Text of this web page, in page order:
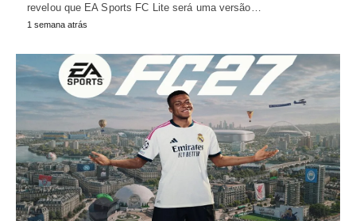
revelou que EA Sports FC Lite será uma versão…
1 semana atrás